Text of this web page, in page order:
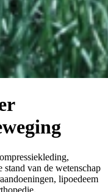
stand van de wetenschap
lipoedeem